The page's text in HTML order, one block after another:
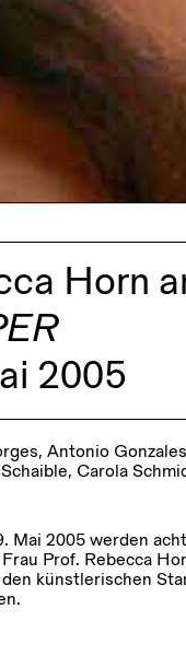
Horn
2005
Antonio
Carola
Mai 2005 werden
Prof. Rebecca
künstlerischen